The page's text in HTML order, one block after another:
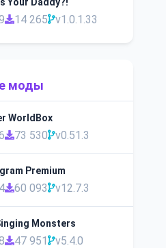
14 265 v1.0.1.33
моды
WorldBox
73 530 v0.51.3
Premium
60 093 v12.7.3
Monsters
47 951 v5.4.0